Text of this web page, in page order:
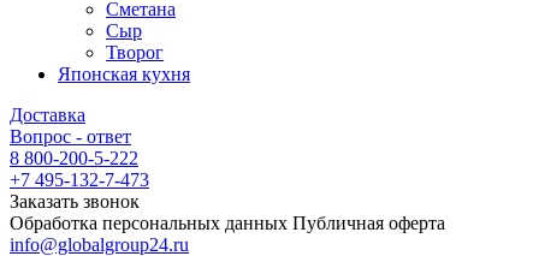
Сметана
Сыр
Творог
Японская кухня
Доставка
Вопрос - ответ
8 800-200-5-222
+7 495-132-7-473
Заказать звонок
Обработка персональных данных Публичная оферта
info@globalgroup24.ru